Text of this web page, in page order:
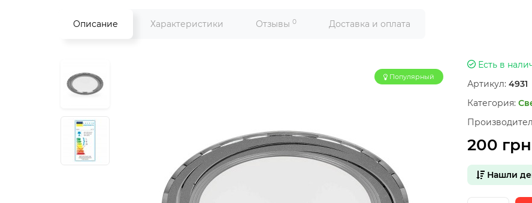
Описание Характеристики Отзывы 0 Доставка и оплата
Популярный
Есть в
Артикул: 4931
Категория:
200 грн
Нашли